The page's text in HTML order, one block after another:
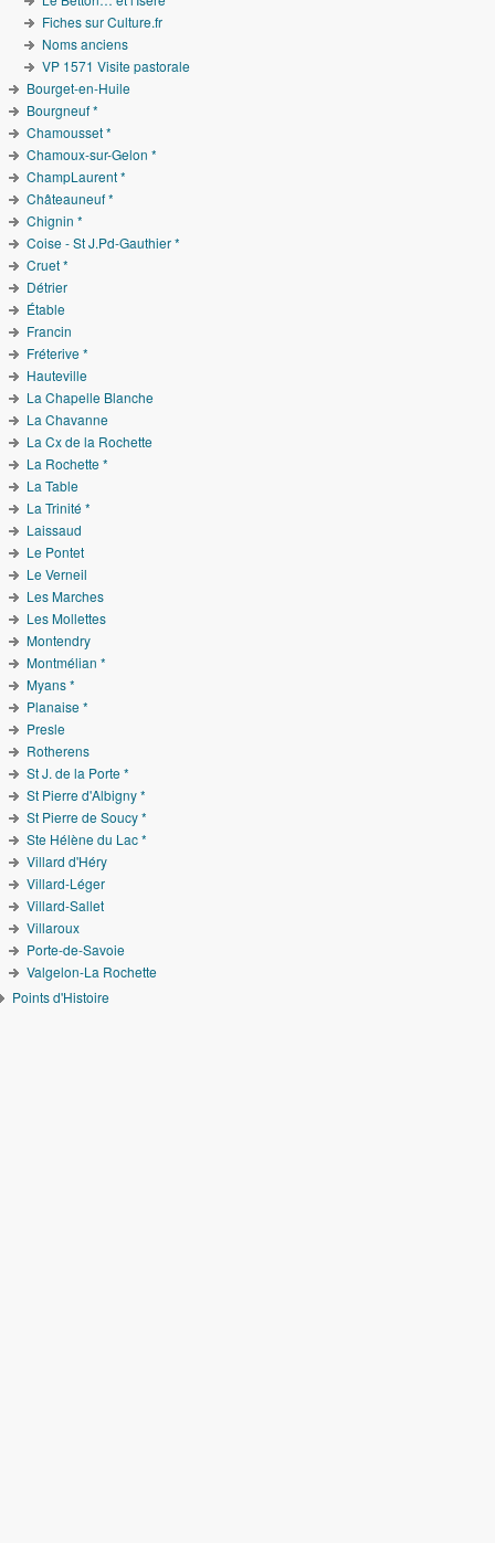
Fiches sur Culture.fr
Noms anciens
VP 1571 Visite pastorale
Bourget-en-Huile
Bourgneuf *
Chamousset *
Chamoux-sur-Gelon *
ChampLaurent *
Châteauneuf *
Chignin *
Coise - St J.Pd-Gauthier *
Cruet *
Détrier
Étable
Francin
Fréterive *
Hauteville
La Chapelle Blanche
La Chavanne
La Cx de la Rochette
La Rochette *
La Table
La Trinité *
Laissaud
Le Pontet
Le Verneil
Les Marches
Les Mollettes
Montendry
Montmélian *
Myans *
Planaise *
Presle
Rotherens
St J. de la Porte *
St Pierre d'Albigny *
St Pierre de Soucy *
Ste Hélène du Lac *
Villard d'Héry
Villard-Léger
Villard-Sallet
Villaroux
Porte-de-Savoie
Valgelon-La Rochette
Points d'Histoire